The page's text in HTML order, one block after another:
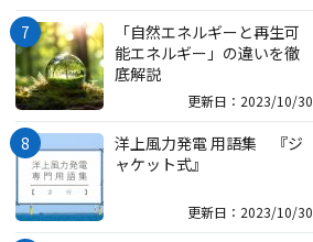
「自然エネルギーと再生可
能エネルギー」の違いを徹
底解説
更新日：2023/10/30
洋上風力発電 用語集 『ジ
ャケット式』
更新日：2023/10/30